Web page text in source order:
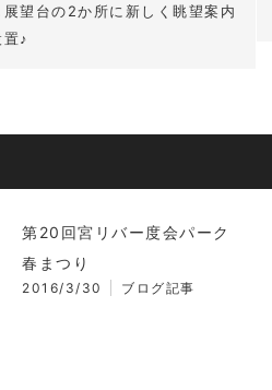
展望台の2か所に新しく眺望案内
♪
第20回宮リバー度会パーク
春まつり
2016/3/30 ブログ記事